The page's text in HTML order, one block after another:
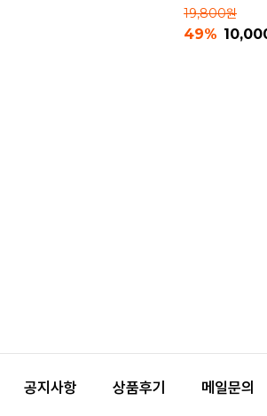
19,800원
49%
공지사항 상품후기 메일문의